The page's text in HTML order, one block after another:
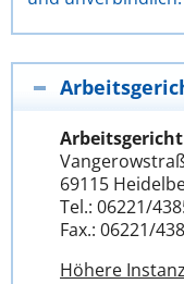
69115
Tel.: 06221/
Fax.: 06221/
Höhere